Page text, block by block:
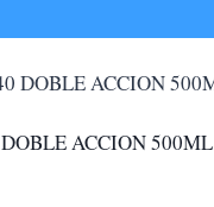
ACCION 500ML